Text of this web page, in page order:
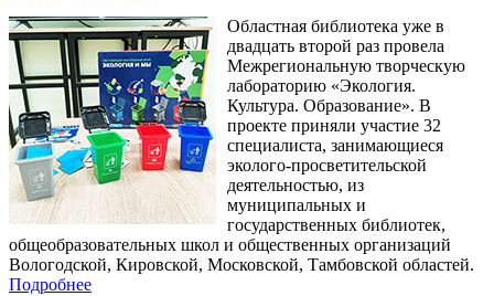
Областная библиотека уже в
двадцать второй раз провела
Межрегиональную творческую
лабораторию «Экология.
Культура. Образование». В
проекте приняли участие 32
специалиста, занимающиеся
эколого-просветительской
деятельностью, из
муниципальных и
государственных библиотек,
общеобразовательных школ и общественных организаций
Вологодской, Кировской, Московской, Тамбовской областей.
Подробнее